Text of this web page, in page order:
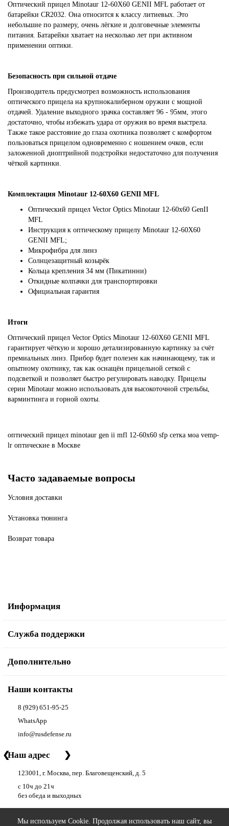
Оптический прицел Minotaur 12-60X60 GENII MFL работает от
батарейки CR2032. Она относится к классу литиевых. Это
небольшие по размеру, очень лёгкие и долговечные элементы
питания. Батарейки хватает на несколько лет при активном
применении оптики.
Безопасность при сильной отдаче
Производитель предусмотрел возможность использования
оптического прицела на крупнокалиберном оружии с мощной
отдачей. Удаление выходного зрачка составляет 96 - 95мм, этого
достаточно, чтобы избежать удара от оружия во время выстрела.
Также такое расстояние до глаза охотника позволяет с комфортом
пользоваться прицелом одновременно с ношением очков, если
заложенной диоптрийной подстройки недостаточно для получения
чёткой картинки.
Комплектация Minotaur 12-60X60 GENII MFL
Оптический прицел Vector Optics Minotaur 12-60x60 GenII
MFL
Инструкция к оптическому прицелу Minotaur 12-60X60
GENII MFL;
Микрофибра для линз
Солнцезащитный козырёк
Кольца крепления 34 мм (Пикатинни)
Откидные колпачки для транспортировки
Официальная гарантия
Итоги
Оптический прицел Vector Optics Minotaur 12-60X60 GENII MFL
гарантирует чёткую и хорошо детализированную картинку за счёт
премиальных линз. Прибор будет полезен как начинающему, так и
опытному охотнику, так как оснащён прицельной сеткой с
подсветкой и позволяет быстро регулировать наводку. Прицелы
серии Minotaur можно использовать для высокоточной стрельбы,
варминтинга и горной охоты.
оптический прицел minotaur gen ii mfl 12-60x60 sfp сетка моа vemp-
lr оптические в Москве
Часто задаваемые вопросы
Условия доставки
Установка тюнинга
Возврат товара
Информация
Служба поддержки
Дополнительно
Наши контакты
8 (929) 651-95-25
WhatsApp
info@rusdefense.ru
❮Наш адрес ❯
123001, г. Москва, пер. Благовещенский, д. 5
с 10ч до 21ч
без обеда и выходных
Мы используем Cookie. Продолжая использовать наш сайт, вы